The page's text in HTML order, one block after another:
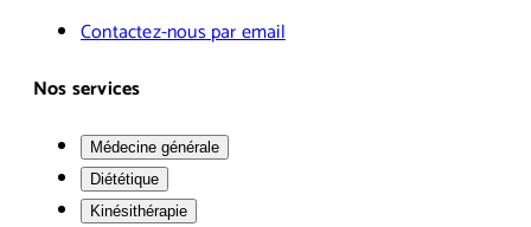
Contactez-nous par email
Nos services
Médecine générale
Diététique
Kinésithérapie